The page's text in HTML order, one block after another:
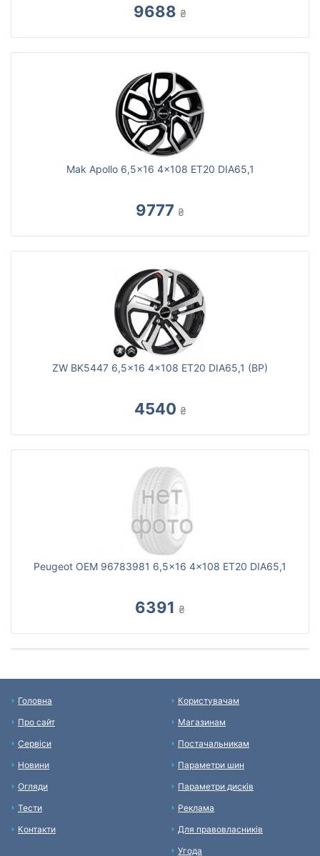
9688 ₴
Mak Apollo 6,5x16 4x108 ET20 DIA65,1
9777 ₴
ZW BK5447 6,5x16 4x108 ET20 DIA65,1 (BP)
4540 ₴
Peugeot OEM 96783981 6,5x16 4x108 ET20 DIA65,1
6391 ₴
Головна
Про сайт
Сервіси
Новини
Огляди
Тести
Контакти
Користувачам
Магазинам
Постачальникам
Параметри шин
Параметри дисків
Реклама
Для правовласників
Угода